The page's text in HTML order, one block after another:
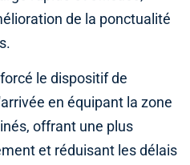
de la ponctualité
le dispositif de
en équipant la zone
offrant une plus
et réduisant les délais